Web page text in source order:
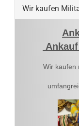
Wir kaufen
Wir kaufen